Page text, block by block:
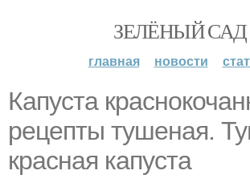
ЗЕЛЁНЫЙ САД
главная новости
Капуста
рецепты тушеная.
красная капуста